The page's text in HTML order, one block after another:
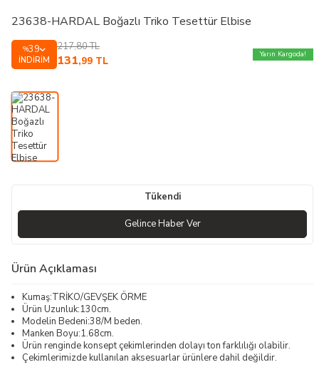
23638-HARDAL Boğazlı Triko Tesettür Elbise
%39
İNDIRIM
217,80TL
131,99 TL
Yarın Kargoda!
Tükendi
Gelince Haber Ver
Ürün Açıklaması
Kumaş:TRİKO/GEVŞEK ÖRME
Ürün Uzunluk:130cm.
Modelin Bedeni:38/M beden.
Manken Boyu:1.68cm.
Ürün renginde konsept çekimlerinden dolayı ton farklılığı olabilir.
Çekimlerimizde kullanılan aksesuarlar ürünlere dahil değildir.